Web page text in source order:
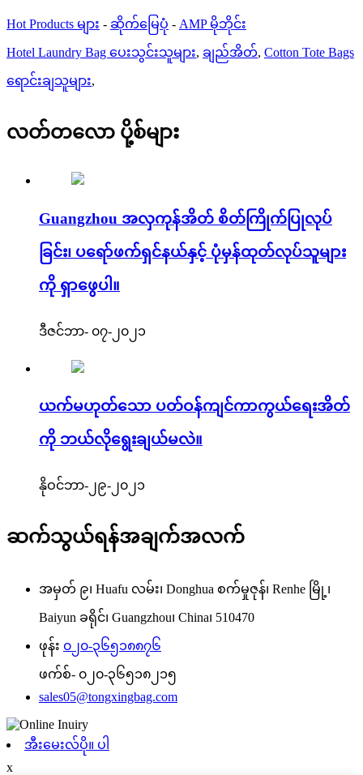
Hot Products များ - ဆိုက်မြေပုံ - AMP မိုဘိုင်း
Hotel Laundry Bag ပေးသွင်းသူများ, ချည်အိတ်, Cotton Tote Bags
ရောင်းချသူများ,
လတ်တလော ပို့စ်များ
Guangzhou အလှကုန်အိတ် စိတ်ကြိုက်ပြုလုပ်
ခြင်း၊ ပရော်ဖက်ရှင်နယ်နှင့် ပုံမှန်ထုတ်လုပ်သူများ
ကို ရှာဖွေပါ။
ဒီဇင်ဘာ- ၀၇-၂၀၂၁
ယက်မဟုတ်သော ပတ်ဝန်ကျင်ကာကွယ်ရေးအိတ်
ကို ဘယ်လိုရွေးချယ်မလဲ။
နိုဝင်ဘာ-၂၉-၂၀၂၁
ဆက်သွယ်ရန်အချက်အလက်
အမှတ် ၉၊ Huafu လမ်း၊ Donghua စက်မှုဇုန်၊ Renhe မြို့၊
Baiyun ခရိုင်၊ Guangzhou၊ China၊ 510470
ဖုန်း ၀၂၀-၃၆၅၁၈၈၇၆
ဖက်စ်- ၀၂၀-၃၆၅၁၈၂၁၅
sales05@tongxingbag.com
အီးမေးလ်ပို။ ပါ
x